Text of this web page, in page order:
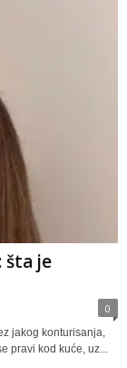
šta je
0
jakog konturisanja,
pravi kod kuće, uz...